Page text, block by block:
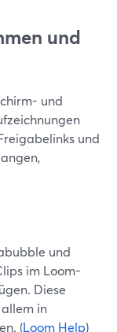
und
und
und
und
im Loom-
Diese
in
(Loom Help)